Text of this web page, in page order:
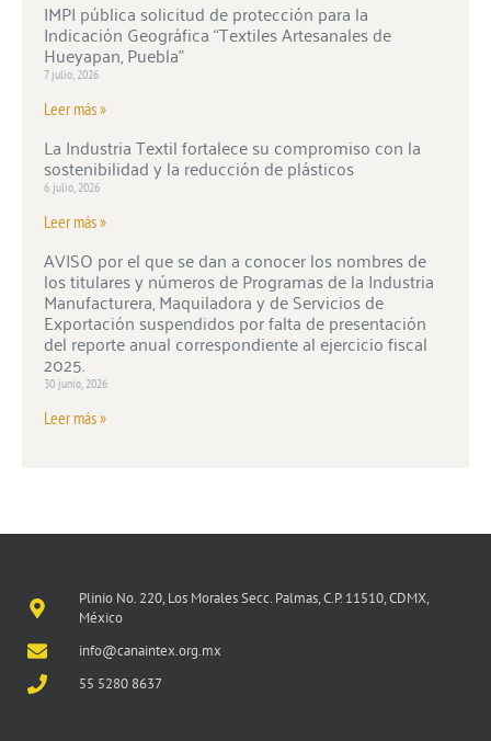
IMPI pública solicitud de protección para la
Indicación Geográfica “Textiles Artesanales de
Hueyapan, Puebla”
7 julio, 2026
Leer más »
La Industria Textil fortalece su compromiso con la
sostenibilidad y la reducción de plásticos
6 julio, 2026
Leer más »
AVISO por el que se dan a conocer los nombres de
los titulares y números de Programas de la Industria
Manufacturera, Maquiladora y de Servicios de
Exportación suspendidos por falta de presentación
del reporte anual correspondiente al ejercicio fiscal
2025.
30 junio, 2026
Leer más »
Plinio No. 220, Los Morales Secc. Palmas, C.P. 11510, CDMX,
México
info@canaintex.org.mx
55 5280 8637